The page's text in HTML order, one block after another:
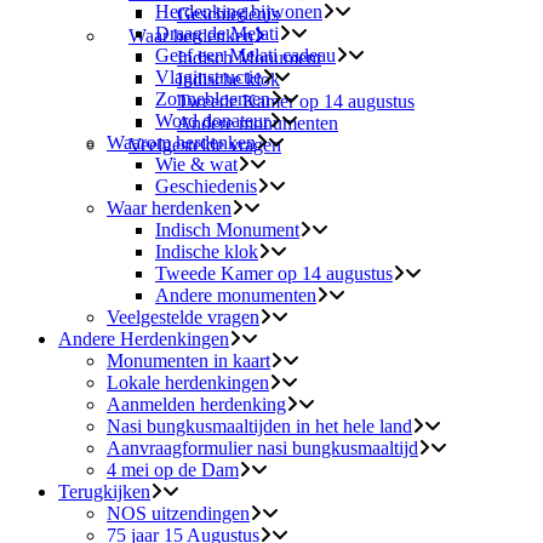
Geschiedenis
Waar herdenken
Indisch Monument
Indische klok
Tweede Kamer op 14 augustus
Andere monumenten
Veelgestelde vragen
Herdenking bijwonen
Draag de Melati
Geef een Melati cadeau
Vlaginstructie
Zonnebloemen
Word donateur
Waarom herdenken
Wie & wat
Geschiedenis
Waar herdenken
Indisch Monument
Indische klok
Tweede Kamer op 14 augustus
Andere monumenten
Veelgestelde vragen
Andere Herdenkingen
Monumenten in kaart
Lokale herdenkingen
Aanmelden herdenking
Nasi bungkusmaaltijden in het hele land
Aanvraagformulier nasi bungkusmaaltijd
4 mei op de Dam
Terugkijken
NOS uitzendingen
75 jaar 15 Augustus